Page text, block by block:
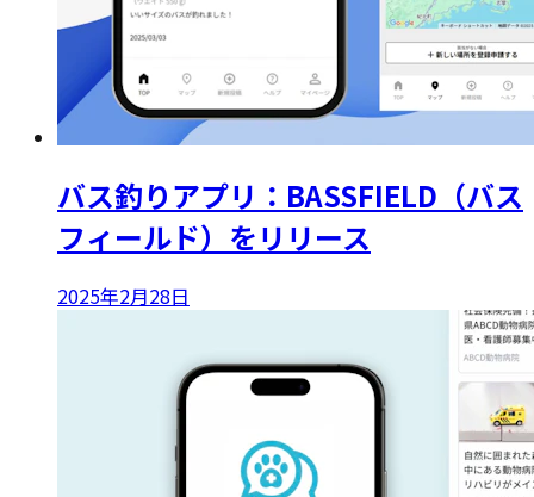
バス釣りアプリ：BASSFIELD（バス
フィールド）をリリース
2025年2月28日